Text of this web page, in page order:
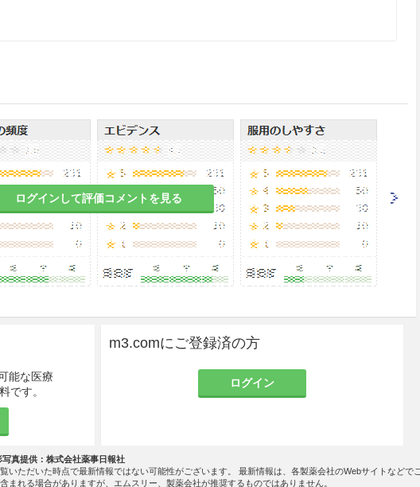
やすくなり、その症状が増強されるおそれがある。
虚弱な患者
不快感、悪心、嘔吐等があらわれるおそれがある。
悪心、嘔吐のある患者
悪化するおそれがある。
著しい患者
力感等があらわれるおそれがある。
梗塞等の循環器系の障害のある患者、又はその既往歴のある
症状が悪化するおそれがある。
の患者
症状が悪化するおそれがある。
ログインして評価コメントを見る
能な医療
です。
m3.comにご登録済の方
ログイン
真提供：株式会社薬事日報社
いただいた時点で最新情報ではない可能性がございます。 最新情報は、各製薬会社のWebサイトなどで
まれる場合がありますが、エムスリー、製薬会社が推奨するものではありません。